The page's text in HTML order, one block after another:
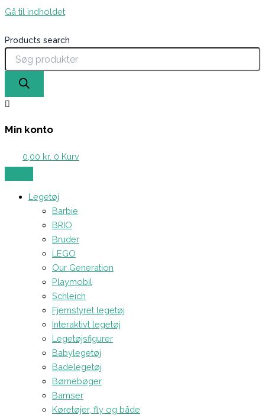
Gå til indholdet
Products search
Min konto
0,00 kr. 0 Kurv
Legetøj
Barbie
BRIO
Bruder
LEGO
Our Generation
Playmobil
Schleich
Fjernstyret legetøj
Interaktivt legetøj
Legetøjsfigurer
Babylegetøj
Badelegetøj
Børnebøger
Bamser
Køretøjer, fly og både